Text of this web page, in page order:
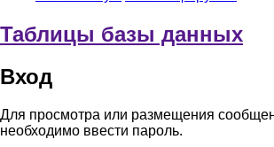
Таблицы базы данных
Вход
Для просмотра или размещения
необходимо ввести пароль.